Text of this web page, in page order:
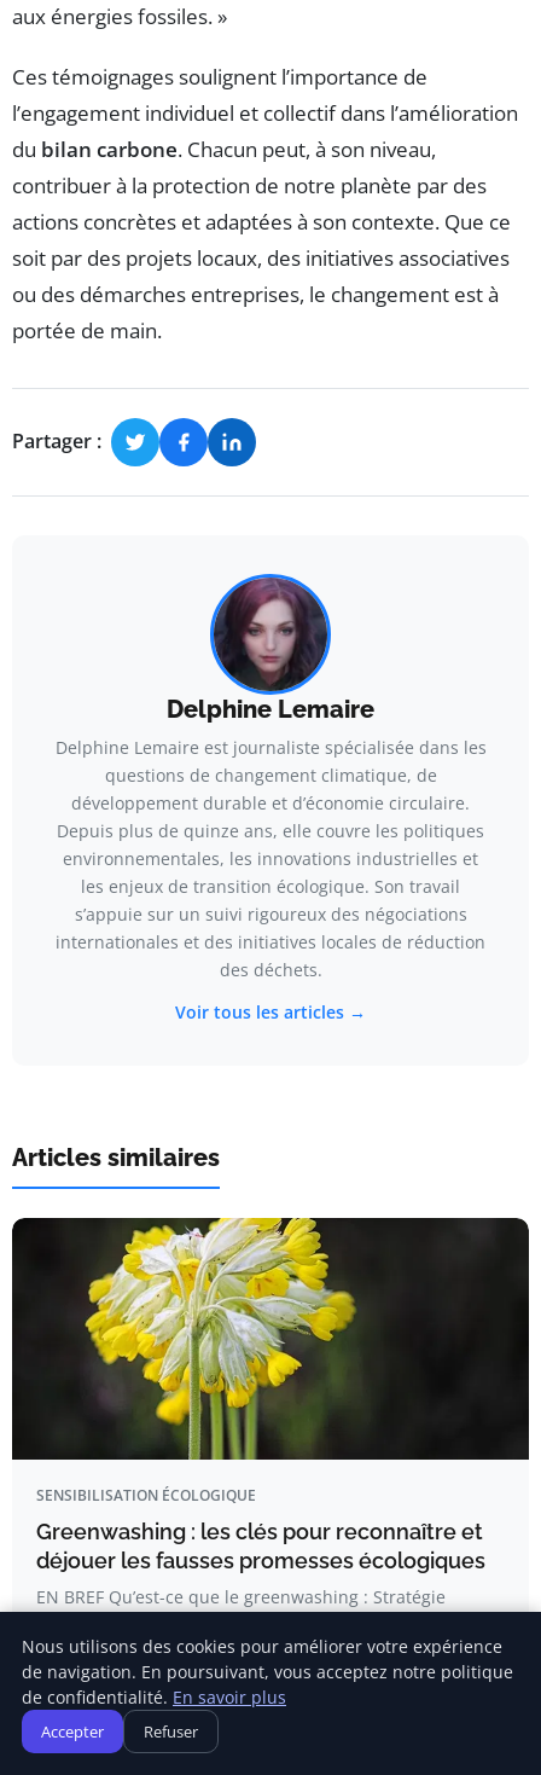
aux énergies fossiles. »
Ces témoignages soulignent l’importance de
l’engagement individuel et collectif dans l’amélioration
du bilan carbone. Chacun peut, à son niveau,
contribuer à la protection de notre planète par des
actions concrètes et adaptées à son contexte. Que ce
soit par des projets locaux, des initiatives associatives
ou des démarches entreprises, le changement est à
portée de main.
Partager :
Delphine Lemaire
Delphine Lemaire est journaliste spécialisée dans les
questions de changement climatique, de
développement durable et d’économie circulaire.
Depuis plus de quinze ans, elle couvre les politiques
environnementales, les innovations industrielles et
les enjeux de transition écologique. Son travail
s’appuie sur un suivi rigoureux des négociations
internationales et des initiatives locales de réduction
des déchets.
Voir tous les articles →
Articles similaires
SENSIBILISATION ÉCOLOGIQUE
Greenwashing : les clés pour reconnaître et
déjouer les fausses promesses écologiques
EN BREF Qu’est-ce que le greenwashing : Stratégie
Emma Dufour
Nous utilisons des cookies pour améliorer votre expérience
de navigation. En poursuivant, vous acceptez notre politique
de confidentialité. En savoir plus
Accepter Refuser